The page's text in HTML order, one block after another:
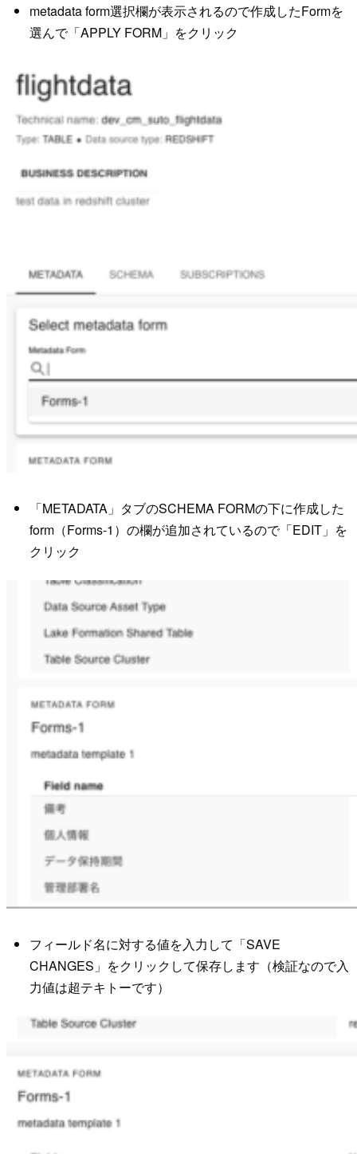
metadata form選択欄が表示されるので作成したFormを
選んで「APPLY FORM」をクリック
「METADATA」タブのSCHEMA FORMの下に作成した
form（Forms-1）の欄が追加されているので「EDIT」を
クリック
フィールド名に対する値を入力して「SAVE
CHANGES」をクリックして保存します（検証なので入
力値は超テキトーです）